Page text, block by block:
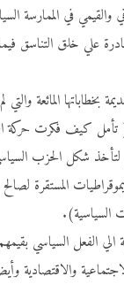
علي خلق التناسق
بخطاباتها المائعة والتي
( تأمل كيف فكرت حركة
شكل الحزب
المستقرة
السياسية).
الفعل السياسي
والاقتصادية